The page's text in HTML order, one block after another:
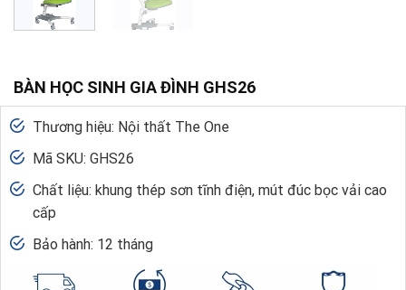
BÀN HỌC SINH GIA ĐÌNH GHS26
Thương hiệu: Nội thất The One
Mã SKU: GHS26
Chất liệu: khung thép sơn tĩnh điện, mút đúc bọc vải cao
cấp
Bảo hành: 12 tháng